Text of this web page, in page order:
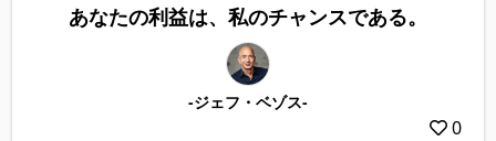
0
あなたの利益は、私のチャンスである。
-ジェフ・ベゾス-